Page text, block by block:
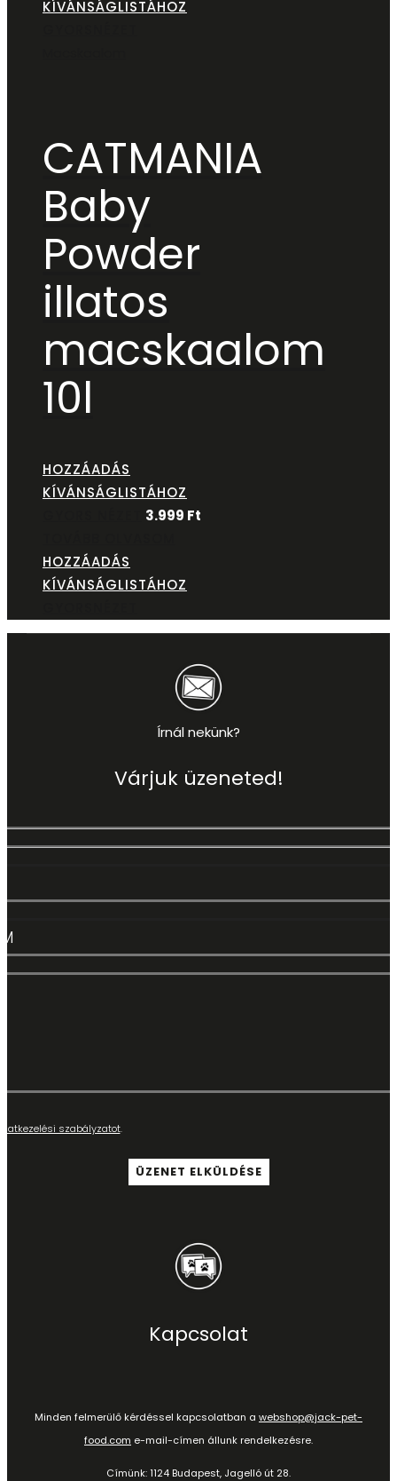
KÍVÁNSÁGLISTÁHOZ
CATMANIA
Baby
Powder
illatos
macskaalom
10l
HOZZÁADÁS
KÍVÁNSÁGLISTÁHOZ
3.999 Ft
HOZZÁADÁS
KÍVÁNSÁGLISTÁHOZ
Írnál nekünk?
Várjuk üzeneted!
szabályzatot.
Kapcsolat
Minden felmerülő kérdéssel kapcsolatban a webshop@jack-pet-
food.com e-mail-címen állunk rendelkezésre.
Címünk: 1124 Budapest, Jagelló út 28.